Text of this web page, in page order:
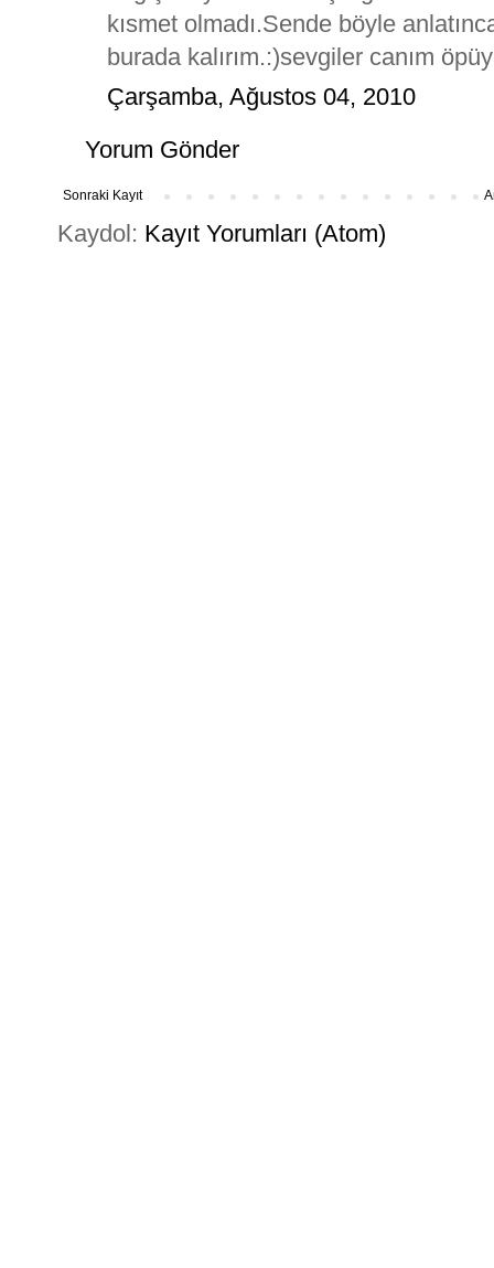
kısmet olmadı.Sende böyle
burada kalırım.:)sevgiler canım
Çarşamba, Ağustos 04, 2010
Yorum Gönder
Sonraki Kayıt
Kaydol: Kayıt Yorumları (Atom)